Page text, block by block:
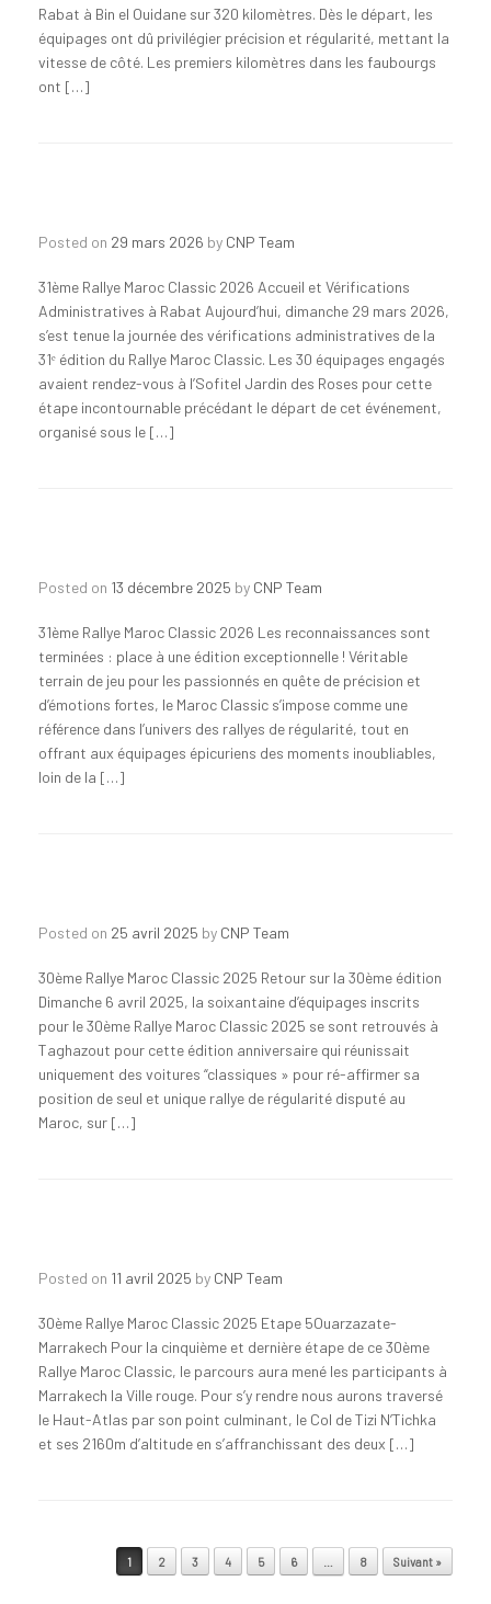
Rabat à Bin el Ouidane sur 320 kilomètres. Dès le départ, les
équipages ont dû privilégier précision et régularité, mettant la
vitesse de côté. Les premiers kilomètres dans les faubourgs
ont […]
Posted on 29 mars 2026 by CNP Team
31ème Rallye Maroc Classic 2026 Accueil et Vérifications
Administratives à Rabat Aujourd’hui, dimanche 29 mars 2026,
s’est tenue la journée des vérifications administratives de la
31ᵉ édition du Rallye Maroc Classic. Les 30 équipages engagés
avaient rendez-vous à l’Sofitel Jardin des Roses pour cette
étape incontournable précédant le départ de cet événement,
organisé sous le […]
Posted on 13 décembre 2025 by CNP Team
31ème Rallye Maroc Classic 2026 Les reconnaissances sont
terminées : place à une édition exceptionnelle ! Véritable
terrain de jeu pour les passionnés en quête de précision et
d’émotions fortes, le Maroc Classic s’impose comme une
référence dans l’univers des rallyes de régularité, tout en
offrant aux équipages épicuriens des moments inoubliables,
loin de la […]
Posted on 25 avril 2025 by CNP Team
30ème Rallye Maroc Classic 2025 Retour sur la 30ème édition
Dimanche 6 avril 2025, la soixantaine d’équipages inscrits
pour le 30ème Rallye Maroc Classic 2025 se sont retrouvés à
Taghazout pour cette édition anniversaire qui réunissait
uniquement des voitures “classiques » pour ré-affirmer sa
position de seul et unique rallye de régularité disputé au
Maroc, sur […]
Posted on 11 avril 2025 by CNP Team
30ème Rallye Maroc Classic 2025 Etape 5Ouarzazate-
Marrakech Pour la cinquième et dernière étape de ce 30ème
Rallye Maroc Classic, le parcours aura mené les participants à
Marrakech la Ville rouge. Pour s’y rendre nous aurons traversé
le Haut-Atlas par son point culminant, le Col de Tizi N’Tichka
et ses 2160m d’altitude en s’affranchissant des deux […]
Post navigation
1 2 3 4 5 6 8 Suivant »